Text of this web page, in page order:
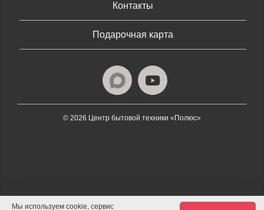
Контакты
Подарочная карта
© 2026 Центр бытовой техники «Полюс»
Мы используем cookie, сервис